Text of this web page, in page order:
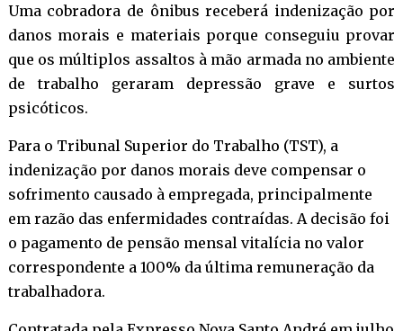
Uma cobradora de ônibus receberá indenização por
danos morais e materiais porque conseguiu provar
que os múltiplos assaltos à mão armada no ambiente
de trabalho geraram depressão grave e surtos
psicóticos.
Para o Tribunal Superior do Trabalho (TST), a
indenização por danos morais deve compensar o
sofrimento causado à empregada, principalmente
em razão das enfermidades contraídas. A decisão foi
o pagamento de pensão mensal vitalícia no valor
correspondente a 100% da última remuneração da
trabalhadora.